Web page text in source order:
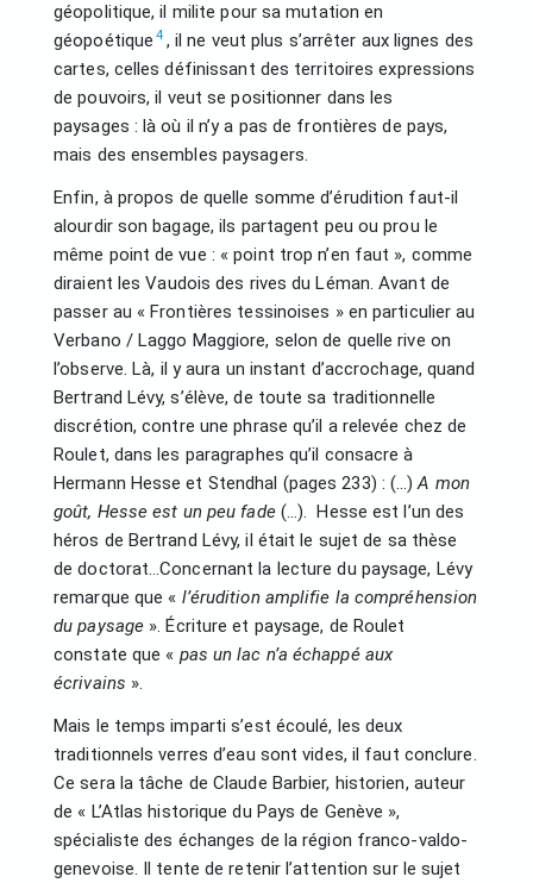
géopolitique, il milite pour sa mutation en
géopoétique 4 , il ne veut plus s’arrêter aux lignes des
cartes, celles définissant des territoires expressions
de pouvoirs, il veut se positionner dans les
paysages : là où il n’y a pas de frontières de pays,
mais des ensembles paysagers.
Enfin, à propos de quelle somme d’érudition faut-il
alourdir son bagage, ils partagent peu ou prou le
même point de vue : « point trop n’en faut », comme
diraient les Vaudois des rives du Léman. Avant de
passer au « Frontières tessinoises » en particulier au
Verbano / Laggo Maggiore, selon de quelle rive on
l’observe. Là, il y aura un instant d’accrochage, quand
Bertrand Lévy, s’élève, de toute sa traditionnelle
discrétion, contre une phrase qu’il a relevée chez de
Roulet, dans les paragraphes qu’il consacre à
Hermann Hesse et Stendhal (pages 233) : (…)A mon
goût, Hesse est un peu fade (…). Hesse est l’un des
héros de Bertrand Lévy, il était le sujet de sa thèse
de doctorat…Concernant la lecture du paysage, Lévy
remarque que « l’érudition amplifie la compréhension
du paysage ». Écriture et paysage, de Roulet
constate que « pas un lac n’a échappé aux
écrivains ».
Mais le temps imparti s’est écoulé, les deux
traditionnels verres d’eau sont vides, il faut conclure.
Ce sera la tâche de Claude Barbier, historien, auteur
de « L’Atlas historique du Pays de Genève »,
spécialiste des échanges de la région franco-valdo-
genevoise. Il tente de retenir l’attention sur le sujet